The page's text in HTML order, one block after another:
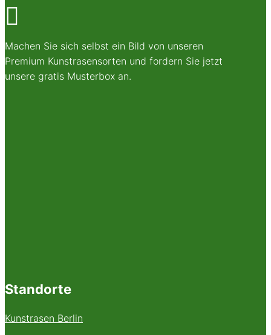

Machen Sie sich selbst ein Bild von unseren
Premium Kunstrasensorten und fordern Sie jetzt
unsere gratis Musterbox an.
Standorte
Kunstrasen Berlin